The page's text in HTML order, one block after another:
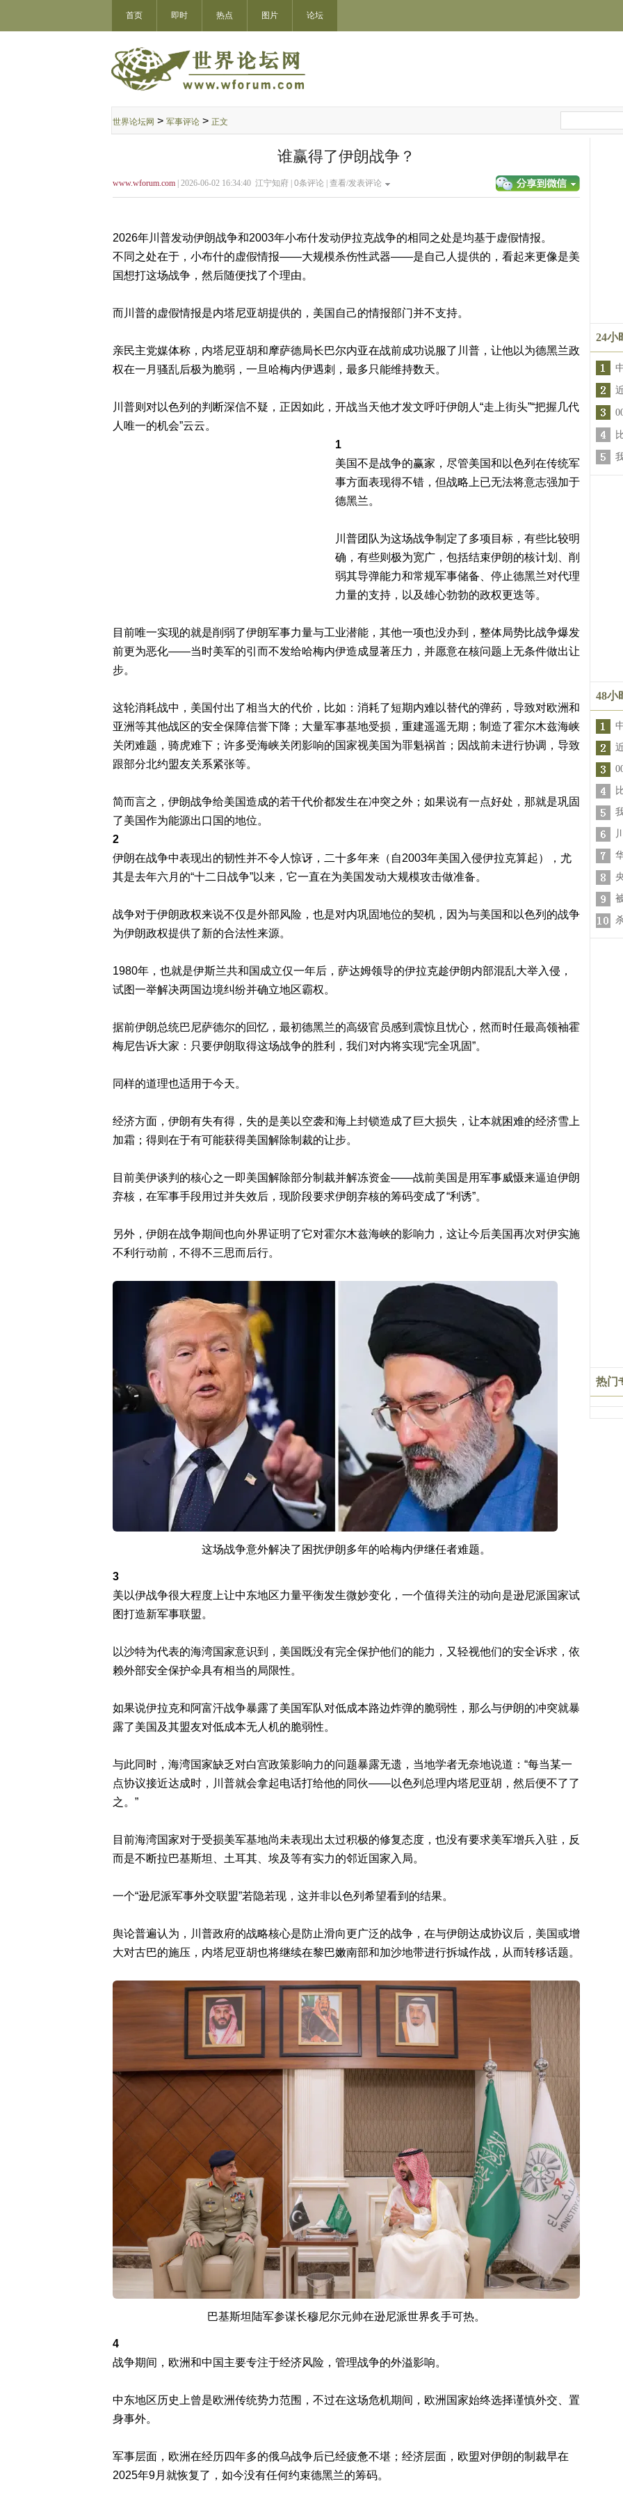
首页 即时 热点 图片 论坛
世界论坛网 > 军事评论 > 正文
谁赢得了伊朗战争？
www.wforum.com | 2026-06-02 16:34:40 江宁知府 | 0条评论 | 查看/发表评论
2026年川普发动伊朗战争和2003年小布什发动伊拉克战争的相同之处是均基于虚假情报。
不同之处在于，小布什的虚假情报——大规模杀伤性武器——是自己人提供的，看起来更像是美
国想打这场战争，然后随便找了个理由。
而川普的虚假情报是内塔尼亚胡提供的，美国自己的情报部门并不支持。
亲民主党媒体称，内塔尼亚胡和摩萨德局长巴尔内亚在战前成功说服了川普，让他以为德黑兰政
权在一月骚乱后极为脆弱，一旦哈梅内伊遇刺，最多只能维持数天。
川普则对以色列的判断深信不疑，正因如此，开战当天他才发文呼吁伊朗人“走上街头”“把握几代
人唯一的机会”云云。
1
美国不是战争的赢家，尽管美国和以色列在传统军
事方面表现得不错，但战略上已无法将意志强加于
德黑兰。
川普团队为这场战争制定了多项目标，有些比较明
确，有些则极为宽广，包括结束伊朗的核计划、削
弱其导弹能力和常规军事储备、停止德黑兰对代理
力量的支持，以及雄心勃勃的政权更迭等。
目前唯一实现的就是削弱了伊朗军事力量与工业潜能，其他一项也没办到，整体局势比战争爆发
前更为恶化——当时美军的引而不发给哈梅内伊造成显著压力，并愿意在核问题上无条件做出让
步。
这轮消耗战中，美国付出了相当大的代价，比如：消耗了短期内难以替代的弹药，导致对欧洲和
亚洲等其他战区的安全保障信誉下降；大量军事基地受损，重建遥遥无期；制造了霍尔木兹海峡
关闭难题，骑虎难下；许多受海峡关闭影响的国家视美国为罪魁祸首；因战前未进行协调，导致
跟部分北约盟友关系紧张等。
简而言之，伊朗战争给美国造成的若干代价都发生在冲突之外；如果说有一点好处，那就是巩固
了美国作为能源出口国的地位。
2
伊朗在战争中表现出的韧性并不令人惊讶，二十多年来（自2003年美国入侵伊拉克算起），尤
其是去年六月的“十二日战争”以来，它一直在为美国发动大规模攻击做准备。
战争对于伊朗政权来说不仅是外部风险，也是对内巩固地位的契机，因为与美国和以色列的战争
为伊朗政权提供了新的合法性来源。
1980年，也就是伊斯兰共和国成立仅一年后，萨达姆领导的伊拉克趁伊朗内部混乱大举入侵，
试图一举解决两国边境纠纷并确立地区霸权。
据前伊朗总统巴尼萨德尔的回忆，最初德黑兰的高级官员感到震惊且忧心，然而时任最高领袖霍
梅尼告诉大家：只要伊朗取得这场战争的胜利，我们对内将实现“完全巩固”。
同样的道理也适用于今天。
经济方面，伊朗有失有得，失的是美以空袭和海上封锁造成了巨大损失，让本就困难的经济雪上
加霜；得则在于有可能获得美国解除制裁的让步。
目前美伊谈判的核心之一即美国解除部分制裁并解冻资金——战前美国是用军事威慑来逼迫伊朗
弃核，在军事手段用过并失效后，现阶段要求伊朗弃核的筹码变成了“利诱”。
另外，伊朗在战争期间也向外界证明了它对霍尔木兹海峡的影响力，这让今后美国再次对伊实施
不利行动前，不得不三思而后行。
这场战争意外解决了困扰伊朗多年的哈梅内伊继任者难题。
3
美以伊战争很大程度上让中东地区力量平衡发生微妙变化，一个值得关注的动向是逊尼派国家试
图打造新军事联盟。
以沙特为代表的海湾国家意识到，美国既没有完全保护他们的能力，又轻视他们的安全诉求，依
赖外部安全保护伞具有相当的局限性。
如果说伊拉克和阿富汗战争暴露了美国军队对低成本路边炸弹的脆弱性，那么与伊朗的冲突就暴
露了美国及其盟友对低成本无人机的脆弱性。
与此同时，海湾国家缺乏对白宫政策影响力的问题暴露无遗，当地学者无奈地说道：“每当某一
点协议接近达成时，川普就会拿起电话打给他的同伙——以色列总理内塔尼亚胡，然后便不了了
之。”
目前海湾国家对于受损美军基地尚未表现出太过积极的修复态度，也没有要求美军增兵入驻，反
而是不断拉巴基斯坦、土耳其、埃及等有实力的邻近国家入局。
一个“逊尼派军事外交联盟”若隐若现，这并非以色列希望看到的结果。
舆论普遍认为，川普政府的战略核心是防止滑向更广泛的战争，在与伊朗达成协议后，美国或增
大对古巴的施压，内塔尼亚胡也将继续在黎巴嫩南部和加沙地带进行拆城作战，从而转移话题。
巴基斯坦陆军参谋长穆尼尔元帅在逊尼派世界炙手可热。
4
战争期间，欧洲和中国主要专注于经济风险，管理战争的外溢影响。
中东地区历史上曾是欧洲传统势力范围，不过在这场危机期间，欧洲国家始终选择谨慎外交、置
身事外。
军事层面，欧洲在经历四年多的俄乌战争后已经疲惫不堪；经济层面，欧盟对伊朗的制裁早在
2025年9月就恢复了，如今没有任何约束德黑兰的筹码。
24小
48小
热门